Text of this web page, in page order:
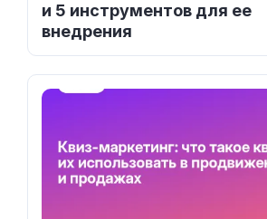
и 5 инструментов для ее
внедрения